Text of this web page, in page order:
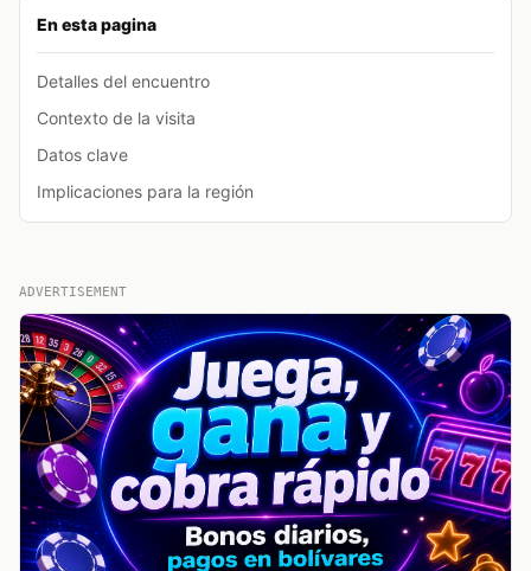
En esta pagina
Detalles del encuentro
Contexto de la visita
Datos clave
Implicaciones para la región
ADVERTISEMENT